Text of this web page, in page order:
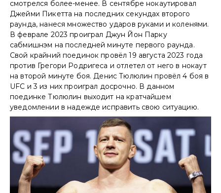
смотрелся более-менее. В сентябре нокаутировал
Джейми Пикетта на последних секундах второго
раунда, нанеся множество ударов руками и коленями.
В феврале 2023 проиграл Джун Йон Парку
сабмишнэм на последней минуте первого раунда.
Свой крайний поединок провёл 19 августа 2023 года
против Грегори Родригеса и отлетел от него в нокаут
на второй минуте боя. Денис Тюлюлин провёл 4 боя в
UFC и 3 из них проиграл досрочно. В данном
поединке Тюлюлин выходит на кратчайшем
уведомлении в надежде исправить свою ситуацию.